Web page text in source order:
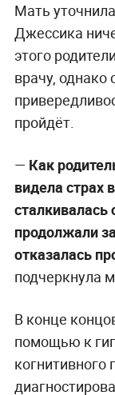
Мать
Джессика
этого
врачу, однако
пройдёт.
— Как
видела страх
продолжали
отказалась
подчеркнула
В конце
помощью к
когнитивного